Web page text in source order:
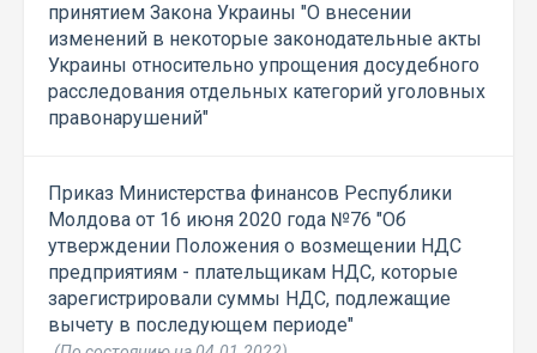
принятием Закона Украины "О внесении
изменений в некоторые законодательные акты
Украины относительно упрощения досудебного
расследования отдельных категорий уголовных
правонарушений"
Приказ Министерства финансов Республики
Молдова от 16 июня 2020 года №76 "Об
утверждении Положения о возмещении НДС
предприятиям - плательщикам НДС, которые
зарегистрировали суммы НДС, подлежащие
вычету в последующем периоде"